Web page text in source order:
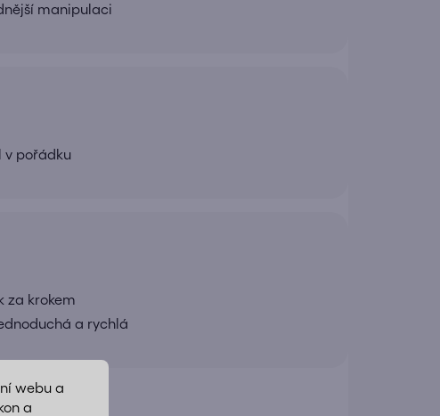
webu a
a
manipulaci
v pořádku
za krokem
a rychlá